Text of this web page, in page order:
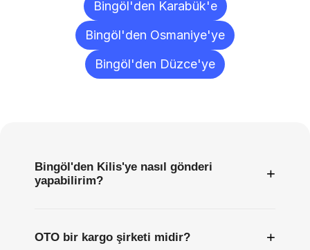
Bingöl'den Karabük'e
Bingöl'den Osmaniye'ye
Bingöl'den Düzce'ye
Bingöl'den Kilis'ye nasıl gönderi
yapabilirim?
+
OTO bir kargo şirketi midir? +